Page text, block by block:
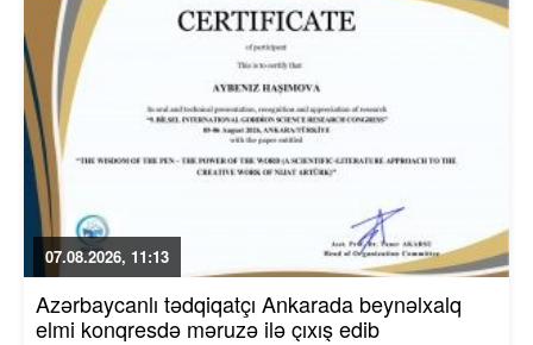
07.08.2026, 11:13
Azərbaycanlı tədqiqatçı Ankarada beynəlxalq
elmi konqresdə məruzə ilə çıxış edib